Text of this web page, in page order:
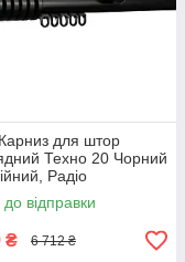
для штор
Техно 20 Чорний
Радіо
до відправки
₴ 6 712 ₴